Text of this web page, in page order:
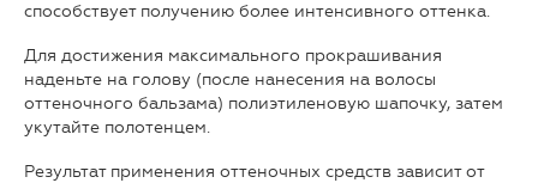
способствует получению более интенсивного оттенка.
Для достижения максимального прокрашивания
наденьте на голову (после нанесения на волосы
оттеночного бальзама) полиэтиленовую шапочку, затем
укутайте полотенцем.
Результат применения оттеночных средств зависит от